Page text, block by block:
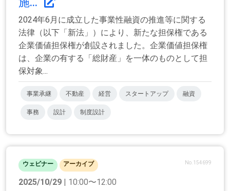
2024年6月に成立した事業性融資の推進等に関する
法律（以下「新法」）により、新たな担保権である
企業価値担保権が創設されました。企業価値担保権
は、企業の有する「総財産」を一体のものとして担
保対象...
事業承継 不動産 経営 スタートアップ 融資
事務 設計 制度設計
ウェビナー アーカイブ No.154699
2025/10/29 | 10:00〜12:00